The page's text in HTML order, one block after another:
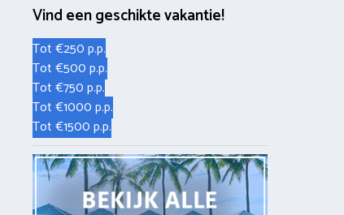
Vind een geschikte vakantie!
Tot €250 p.p.
Tot €500 p.p.
Tot €750 p.p.
Tot €1000 p.p.
Tot €1500 p.p.